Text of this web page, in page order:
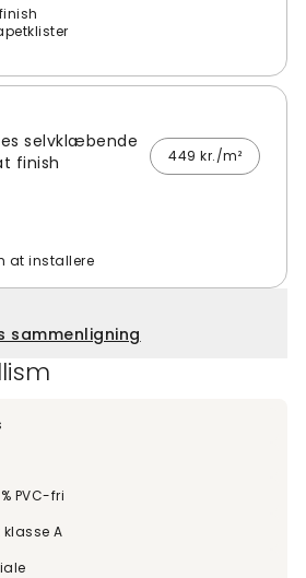
selvklæbende
finish
449 kr./m²
at installere
sammenligning
PVC-fri
A